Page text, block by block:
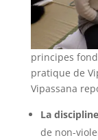
principes
pratique de
Vipassana
La
de non-